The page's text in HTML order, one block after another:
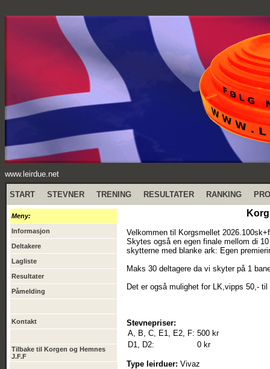
www.leirdue.net
START STEVNER TRENING RESULTATER RANKING
Meny:
Informasjon
Deltakere
Lagliste
Resultater
Påmelding
Kontakt
Tilbake til Korgen og Hemnes
J.F.F
Velkommen til Korgsmellet
Skytes også en egen finale mellom di
skytterne med blanke ark: Egen
Maks 30 deltagere da vi skyter på 1
Det er også mulighet for LK,vipps 50,-
Stevnepriser:
A, B, C, E1, E2, F: 500 kr
D1, D2:
0 kr
Type leirduer: Vivaz